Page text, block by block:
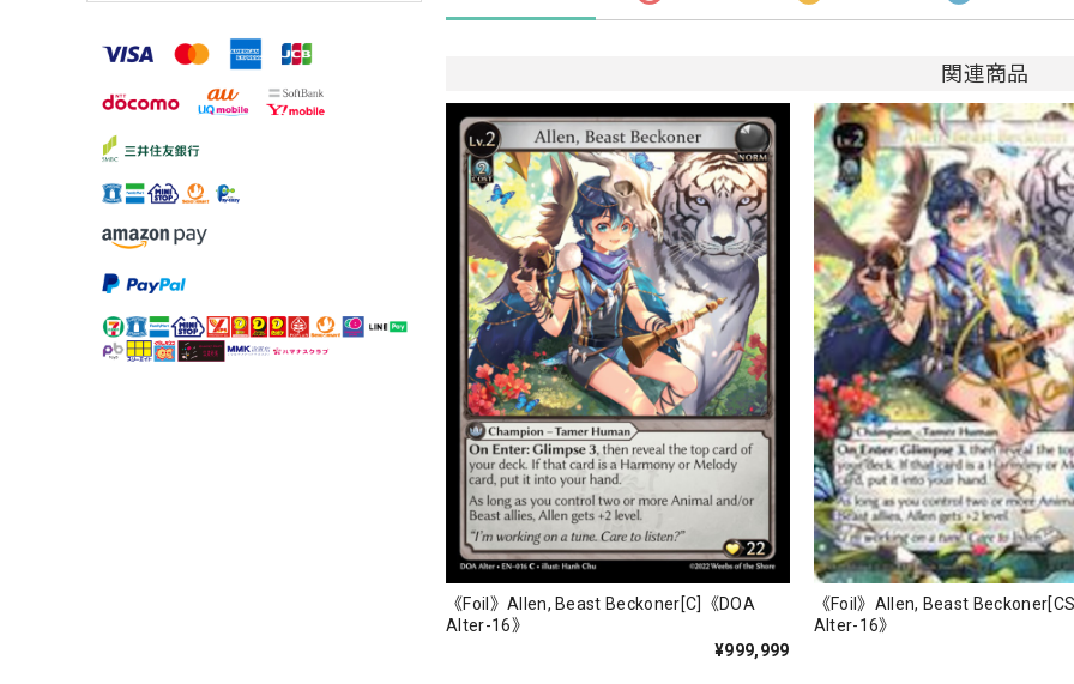
関連商品
《Foil》Allen, Beast Beckoner[C]《DOA
Alter-16》
¥999,999
《Foil》Allen, Beast
Alter-16》